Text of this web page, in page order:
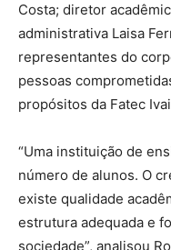
Costa; diretor
administrativa Laisa
representantes do
pessoas
propósitos da Fatec
“Uma instituição de
número de alunos. O
existe qualidade
estrutura adequada e
sociedade”, analisou